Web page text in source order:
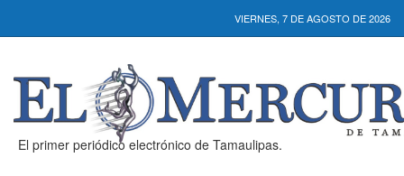
VIERNES, 7 DE AGOSTO DE 2026
El primer periódico electrónico de Tamaulipas.